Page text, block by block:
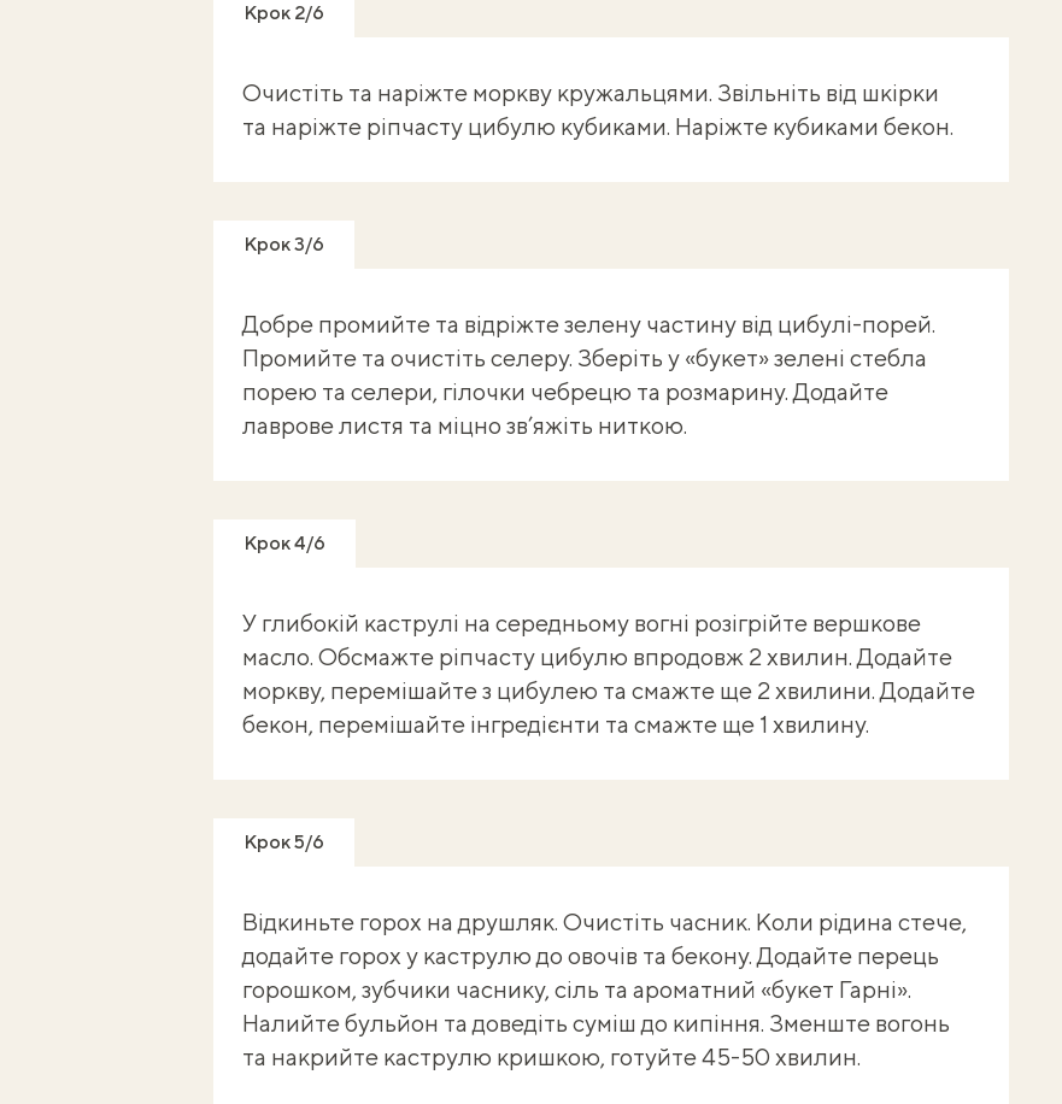
Крок 2/6
Очистіть та наріжте моркву кружальцями. Звільніть від шкірки
та наріжте ріпчасту цибулю кубиками. Наріжте кубиками бекон.
Крок 3/6
Добре промийте та відріжте зелену частину від цибулі-порей.
Промийте та очистіть селеру. Зберіть у «букет» зелені стебла
порею та селери, гілочки чебрецю та розмарину. Додайте
лаврове листя та міцно зв’яжіть ниткою.
Крок 4/6
У глибокій каструлі на середньому вогні розігрійте вершкове
масло. Обсмажте ріпчасту цибулю впродовж 2 хвилин. Додайте
моркву, перемішайте з цибулею та смажте ще 2 хвилини. Додайте
бекон, перемішайте інгредієнти та смажте ще 1 хвилину.
Крок 5/6
Відкиньте горох на друшляк. Очистіть часник. Коли рідина стече,
додайте горох у каструлю до овочів та бекону. Додайте перець
горошком, зубчики часнику, сіль та ароматний «букет Гарні».
Налийте бульйон та доведіть суміш до кипіння. Зменште вогонь
та накрийте каструлю кришкою, готуйте 45-50 хвилин.